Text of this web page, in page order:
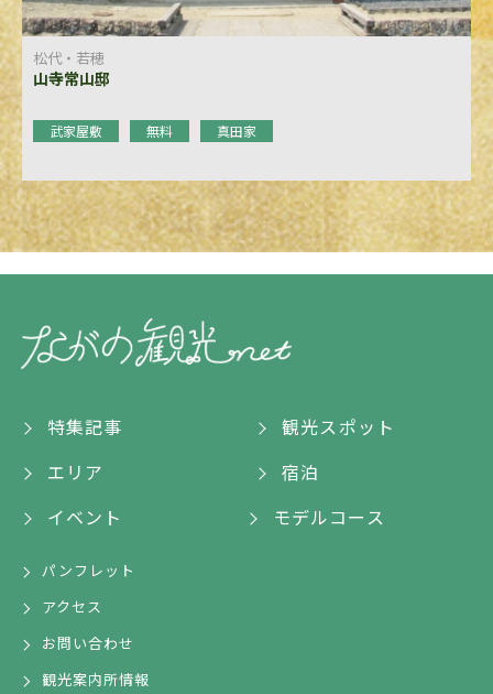
松代・若穂
山寺常山邸
武家屋敷 無料 真田家
特集記事
観光スポット
エリア
宿泊
イベント
モデルコース
パンフレット
アクセス
お問い合わせ
観光案内所情報